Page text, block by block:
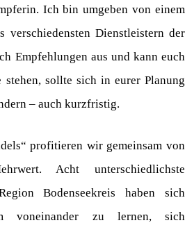
Ich bin umgeben von einem
verschiedensten Dienstleistern der
Empfehlungen aus und kann euch
sollte sich in eurer Planung
– auch kurzfristig.
profitieren wir gemeinsam von
Acht unterschiedlichste
Bodenseekreis haben sich
voneinander zu lernen, sich